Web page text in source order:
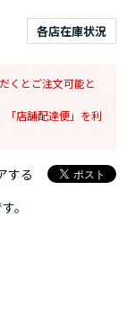
各店在庫状況
くとご注文可能と
「店舗配達便」を利
する
。